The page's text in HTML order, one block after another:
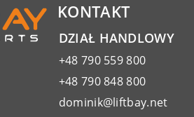
KONTAKT
DZIAŁ HANDLOWY
+48 790 559 800
+48 790 848 800
dominik@liftbay.net